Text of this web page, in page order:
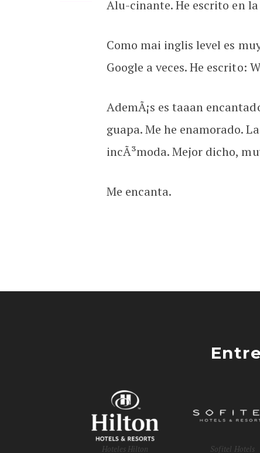
Alu-cinante. He escrito en
Como mai inglis level es
Google a veces. He escrito:
AdemÃ¡s es taaan
guapa. Me he enamorado.
incÃ³moda. Mejor dicho,
Me encanta.
Hoteles Hilton Sofitel Hotels